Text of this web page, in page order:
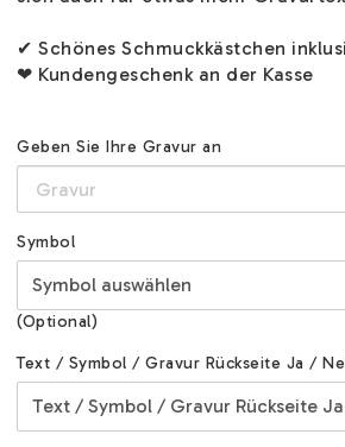
✔ Schönes Schmuckkästchen
❤ Kundengeschenk an der Kasse
Geben Sie Ihre Gravur an
Symbol
(Optional)
Text / Symbol / Gravur Rückseite Ja /